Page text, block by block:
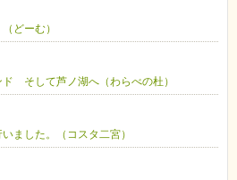
どーむ）
そして芦ノ湖へ（わらべの杜）
ました。（コスタ二宮）